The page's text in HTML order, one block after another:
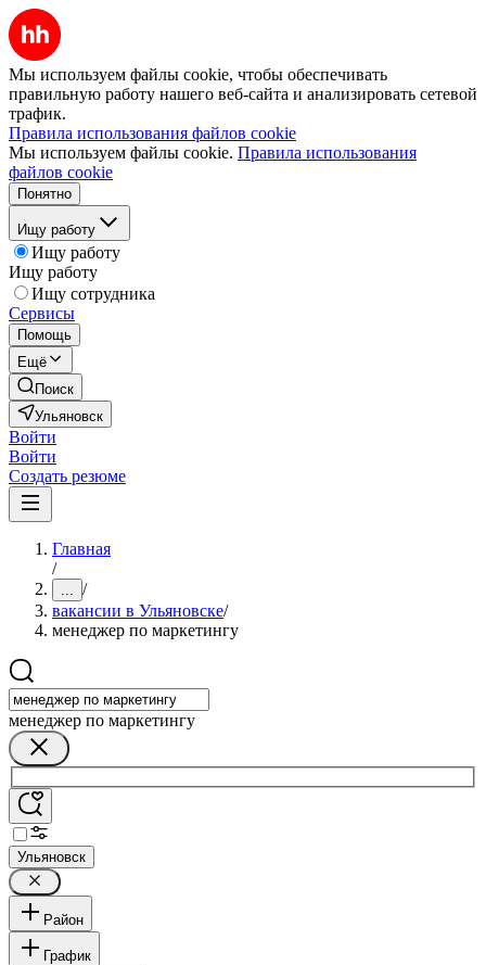
Мы используем файлы cookie, чтобы обеспечивать
правильную работу нашего веб-сайта и анализировать сетевой
трафик.
Правила использования файлов cookie
Мы используем файлы cookie. Правила использования
файлов cookie
Понятно
Ищу работу
Ищу работу
Ищу работу
Ищу сотрудника
Сервисы
Помощь
Ещё
Поиск
Ульяновск
Войти
Войти
Создать резюме
Главная
/
... /
вакансии в Ульяновске/
менеджер по маркетингу
менеджер по маркетингу
Ульяновск
Район
График